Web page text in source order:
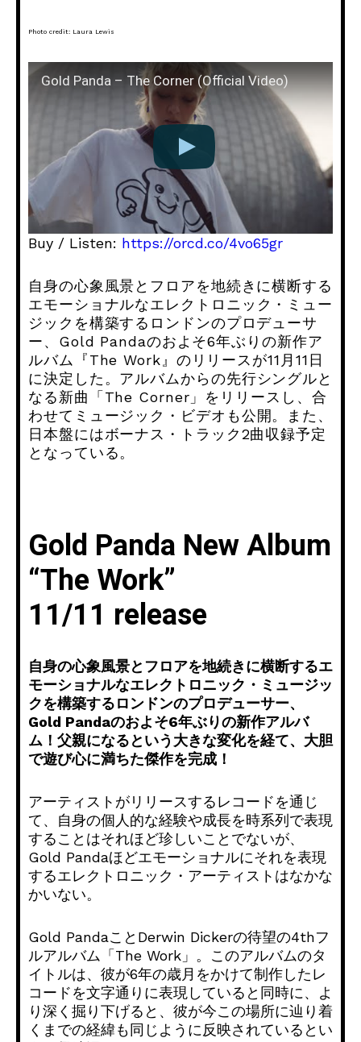
Photo credit: Laura Lewis
Gold Panda – The Corner (Official Video)
Buy / Listen: https://orcd.co/4vo65gr
自身の心象風景とフロアを地続きに横断する
エモーショナルなエレ クトロニック・ ミュー
ジックを構築するロンドンのプロデューサ
ー、Gold Pandaのおよそ6年ぶりの新作ア
ルバム『The Work』のリリースが11月11日
に決定した。 アルバムからの先行シングルと
なる新曲「The Corner」をリリースし、合
わせてミュージック・ ビデオも公開。また、
日本盤にはボーナス・トラック2曲収録予定
となっている。
Gold Panda New Album
“The Work”
11/11 release
自身の心象風景とフロアを地続きに横断するエ
モーショナルなエレクトロニック・ ミュージッ
クを構築するロンドンのプロデューサー、
Gold Pandaのおよそ6年ぶりの新作アルバ
ム！ 父親になるという大きな変化を経て、 大胆
で遊び心に満ちた傑作を完成！
アーティストがリリースするレコードを通じ
て、 自身の個人的な経験や成長を時系列で表現
することはそれほど珍しいことでないが、
Gold Pandaほどエモーショナルにそれを表現
するエレクトロニック ・アーティストはなかな
かいない。
Gold PandaことDerwin Dickerの待望の4thフ
ルアルバム「The Work」。このアルバムのタ
イトルは、 彼が6年の歳月をかけて制作したレ
コードを文字通りに表現していると同時に、よ
り深く掘り下げると、 彼が今この場所に辿り着
くまでの経緯も同じように反映されている とい